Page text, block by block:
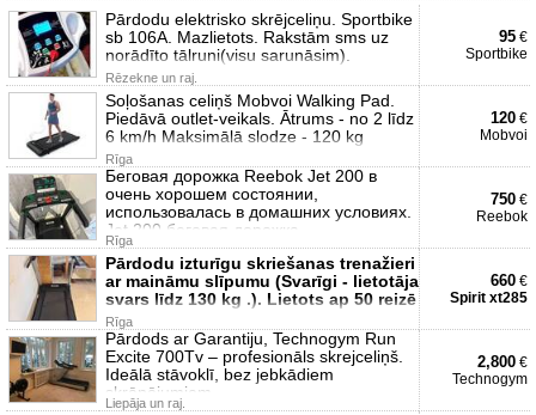
Pārdodu elektrisko skrējceliņu. Sportbike
sb 106A. Mazlietots. Rakstām sms uz
norādīto tālruni(visu sarunāsim).
Rēzekne un raj.
95 €
Sportbike
Soļošanas celiņš Mobvoi Walking Pad.
Piedāvā outlet-veikals. Ātrums - no 2 līdz
6 km/h Maksimālā slodze - 120 kg
Rīga
120 €
Mobvoi
Беговая дорожка Reebok Jet 200 в
очень хорошем состоянии,
использовалась в домашних условиях.
Jet 200 беговая дорожка
Rīga
750 €
Reebok
Pārdodu izturīgu skriešanas trenažieri
ar maināmu slīpumu (Svarīgi - lietotāja
svars līdz 130 kg .). Lietots ap 50 reizē
Rīga
660 €
Spirit xt285
Pārdods ar Garantiju, Technogym Run
Excite 700Tv – profesionāls skrejceliņš.
Ideālā stāvoklī, bez jebkādiem
skrāpējumiem
Liepāja un raj.
2,800 €
Technogym